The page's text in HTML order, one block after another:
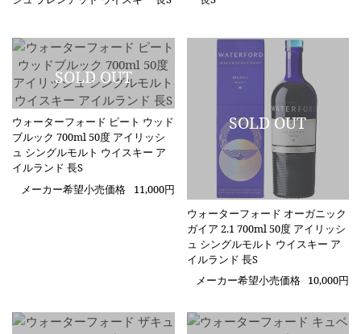
ウォーターフォード ピート ウッド
ブルック 700ml 50度 アイリッシ
ュ シングルモルト ウイスキー ア
イルランド 長S
メーカー希望小売価格
11,000円
ウォーターフォード オーガニック
ガイア 2.1 700ml 50度 アイリッシ
ュ シングルモルト ウイスキー ア
イルランド 長S
メーカー希望小売価格 10,000円